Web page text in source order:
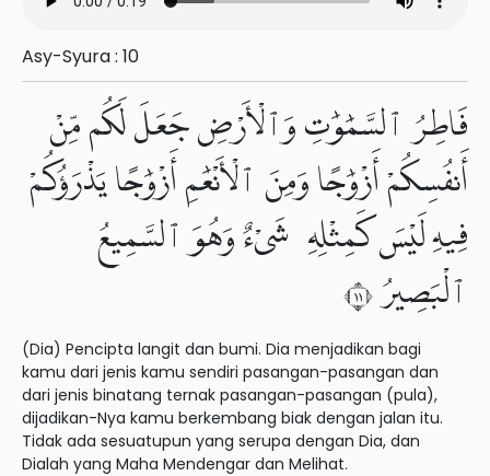
Asy-Syura : 10
فَاطِرُ ٱلسَّمَٰوَٰتِ وَٱلْأَرْضِ جَعَلَ لَكُم مِّنْ
أَنفُسِكُمْ أَزْوَٰجًا وَمِنَ ٱلْأَنْعَٰمِ أَزْوَٰجًا يَذْرَؤُكُمْ
فِيهِ لَيْسَ كَمِثْلِهِۦ شَىْءٌ وَهُوَ ٱلسَّمِيعُ
ٱلْبَصِيرُ ١١
(Dia) Pencipta langit dan bumi. Dia menjadikan bagi
kamu dari jenis kamu sendiri pasangan-pasangan dan
dari jenis binatang ternak pasangan-pasangan (pula),
dijadikan-Nya kamu berkembang biak dengan jalan itu.
Tidak ada sesuatupun yang serupa dengan Dia, dan
Dialah yang Maha Mendengar dan Melihat.